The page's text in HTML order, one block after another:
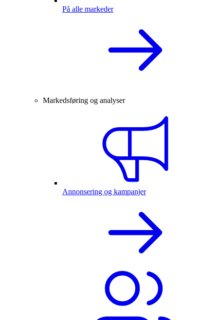
På alle markeder
Markedsføring og analyser
Annonsering og kampanjer